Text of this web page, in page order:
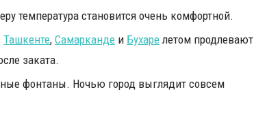
температура становится очень комфортной.
Ташкенте, Самарканде и Бухаре летом продлевают
заката.
фонтаны. Ночью город выглядит совсем